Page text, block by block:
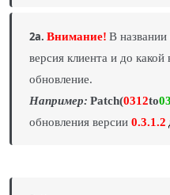
2а. Внимание! В названии
версия клиента и до какой
обновление.
Например: Patch(0312to
обновления версии 0.3.1.2